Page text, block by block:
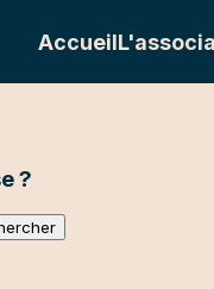
Accueil
?